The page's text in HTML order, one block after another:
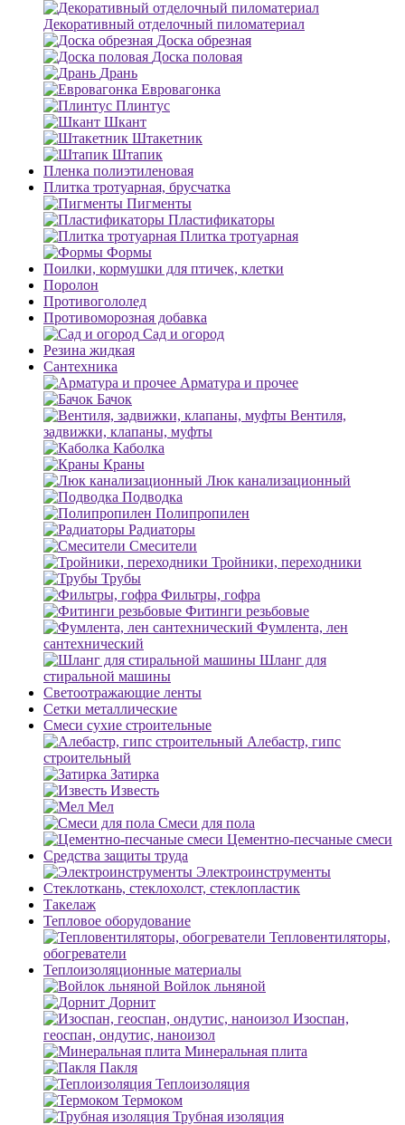
Декоративный отделочный пиломатериал
Доска обрезная
Доска половая
Дрань
Евровагонка
Плинтус
Шкант
Штакетник
Штапик
Пленка полиэтиленовая
Плитка тротуарная, брусчатка
Пигменты
Пластификаторы
Плитка тротуарная
Формы
Поилки, кормушки для птичек, клетки
Поролон
Противогололед
Противоморозная добавка
Сад и огород
Резина жидкая
Сантехника
Арматура и прочее
Бачок
Вентиля,
задвижки, клапаны, муфты
Каболка
Краны
Люк канализационный
Подводка
Полипропилен
Радиаторы
Смесители
Тройники, переходники
Трубы
Фильтры, гофра
Фитинги резьбовые
Фумлента, лен
сантехнический
Шланг для
стиральной машины
Светоотражающие ленты
Сетки металлические
Смеси сухие строительные
Алебастр, гипс
строительный
Затирка
Известь
Мел
Смеси для пола
Цементно-песчаные смеси
Средства защиты труда
Электроинструменты
Стеклоткань, стеклохолст, стеклопластик
Такелаж
Тепловое оборудование
Тепловентиляторы,
обогреватели
Теплоизоляционные материалы
Войлок льняной
Дорнит
Изоспан,
геоспан, ондутис, наноизол
Минеральная плита
Пакля
Теплоизоляция
Термоком
Трубная изоляция